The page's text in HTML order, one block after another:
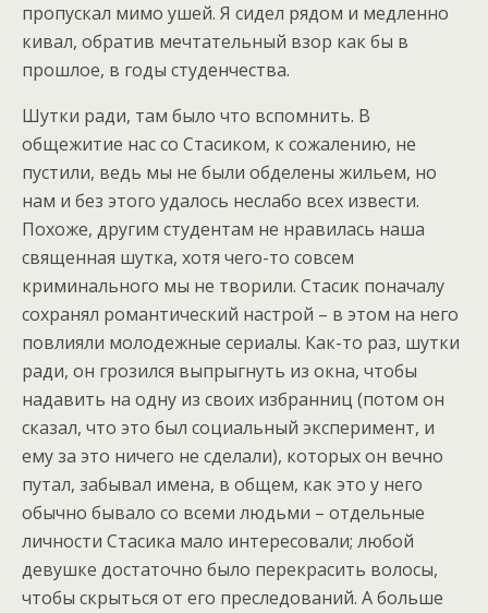
пропускал мимо ушей. Я сидел рядом и медленно
кивал, обратив мечтательный взор как бы в
прошлое, в годы студенчества.
Шутки ради, там было что вспомнить. В
общежитие нас со Стасиком, к сожалению, не
пустили, ведь мы не были обделены жильем, но
нам и без этого удалось неслабо всех извести.
Похоже, другим студентам не нравилась наша
священная шутка, хотя чего-то совсем
криминального мы не творили. Стасик поначалу
сохранял романтический настрой – в этом на него
повлияли молодежные сериалы. Как-то раз, шутки
ради, он грозился выпрыгнуть из окна, чтобы
надавить на одну из своих избранниц (потом он
сказал, что это был социальный эксперимент, и
ему за это ничего не сделали), которых он вечно
путал, забывал имена, в общем, как это у него
обычно бывало со всеми людьми – отдельные
личности Стасика мало интересовали; любой
девушке достаточно было перекрасить волосы,
чтобы скрыться от его преследований. А больше